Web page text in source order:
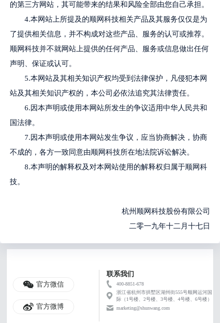
的第三方网站，其可能带来的结果和风险全部由您自己承担。
4.本网站上所提及的顺网科技相关产品及其服务仅仅是为
了提供相关信息，并不构成对这些产品、服务的认可或推荐。
顺网科技并不就网站上提供的任何产品、服务或信息做出任何
声明、保证或认可。
5.本网站及其相关知识产权均受到法律保护，凡侵犯本网
站及其相关知识产权的，本公司必依法追究其法律责任。
6.因本声明或使用本网站所发生的争议适用中华人民共和
国法律。
7.因本声明或使用本网站发生争议，应当协商解决，协商
不成的，各方一致同意由顺网科技所在地法院诉讼解决。
8.本声明的解释权及对本网站使用的解释权归属于顺网科
技。
杭州顺网科技股份有限公司
二零一九年十二月十七日
官方微信
官方微博
联系我们
400-8851-678
浙江省杭州市拱墅区湖州街555号顺网运河国
际（1号楼、2号楼、3号楼、4号楼、6号楼）
marketing@shunwang.com